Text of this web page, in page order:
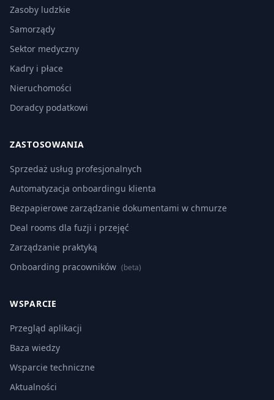
Zasoby ludzkie
Samorządy
Sektor medyczny
Kadry i płace
Nieruchomości
Doradcy podatkowi
ZASTOSOWANIA
Sprzedaż usług profesjonalnych
Automatyzacja onboardingu klienta
Bezpapierowe zarządzanie dokumentami w chmurze
Deal rooms dla fuzji i przejęć
Zarządzanie praktyką
Onboarding pracowników (beta)
WSPARCIE
Przegląd aplikacji
Baza wiedzy
Wsparcie techniczne
Aktualności